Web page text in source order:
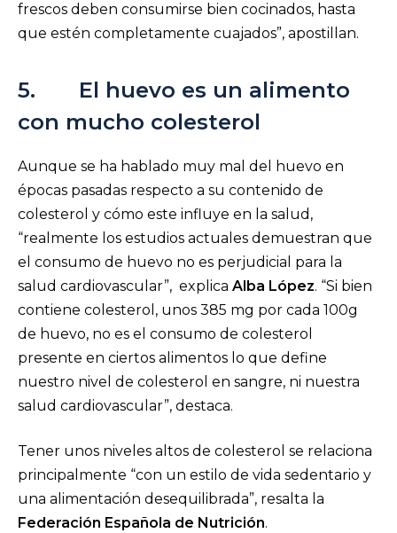
frescos deben consumirse bien cocinados, hasta
que estén completamente cuajados”, apostillan.
5. El huevo es un alimento
con mucho colesterol
Aunque se ha hablado muy mal del huevo en
épocas pasadas respecto a su contenido de
colesterol y cómo este influye en la salud,
“realmente los estudios actuales demuestran que
el consumo de huevo no es perjudicial para la
salud cardiovascular”, explica Alba López. “Si bien
contiene colesterol, unos 385 mg por cada 100g
de huevo, no es el consumo de colesterol
presente en ciertos alimentos lo que define
nuestro nivel de colesterol en sangre, ni nuestra
salud cardiovascular”, destaca.
Tener unos niveles altos de colesterol se relaciona
principalmente “con un estilo de vida sedentario y
una alimentación desequilibrada”, resalta la
Federación Española de Nutrición.